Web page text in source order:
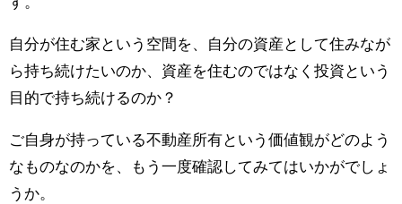
自分が住む家という空間を、自分の資産として住みなが
ら持ち続けたいのか、資産を住むのではなく投資という
目的で持ち続けるのか？
ご自身が持っている不動産所有という価値観がどのよう
なものなのかを、もう一度確認してみてはいかがでしょ
うか。